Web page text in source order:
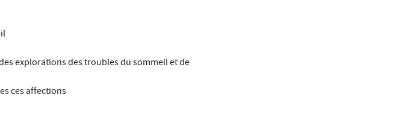
explorations des troubles du sommeil et de
ces affections